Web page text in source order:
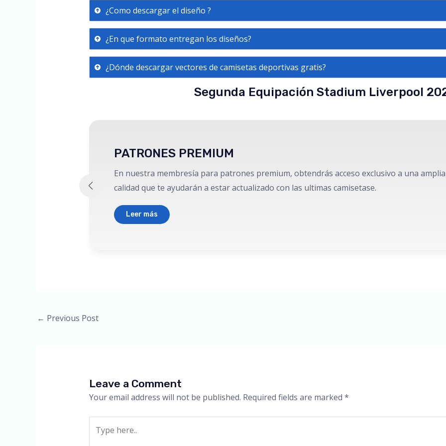
¿Como descargar el diseño ?
¿En que formato entregan los diseños?
¿Dónde descargar vectores de camisetas deportivas gratis?
Segunda Equipación Stadium Liverpool
PATRONES PREMIUM
En nuestra membresía para patrones premium, obtendrás acceso exclusivo a una
calidad que te ayudarán a estar actualizado con las ultimas camisetase.
Leer más
Post
← Previous Post
Leave a Comment
Your email address will not be published. Required fields are marked *
here..